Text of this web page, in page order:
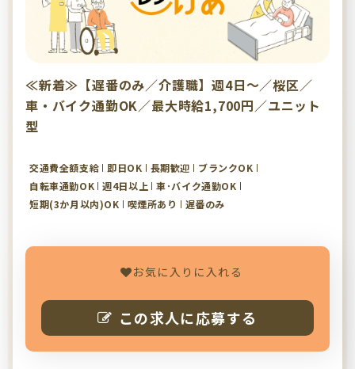
≪新着≫【遅番のみ／介護職】週4日～／桜区／
車・バイク通勤OK／最大時給1,700円／ユニット
型
交通費全額支給 即日OK 長期歓迎
ブランクOK
自転車通勤OK
週4日以上
車･バイク通勤OK
短期(3か月以内)OK
喫煙所あり 遅番のみ
お気に入りに入れる
この求人に応募する